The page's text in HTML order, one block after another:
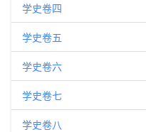
学史卷四
学史卷五
学史卷六
学史卷七
学史卷八